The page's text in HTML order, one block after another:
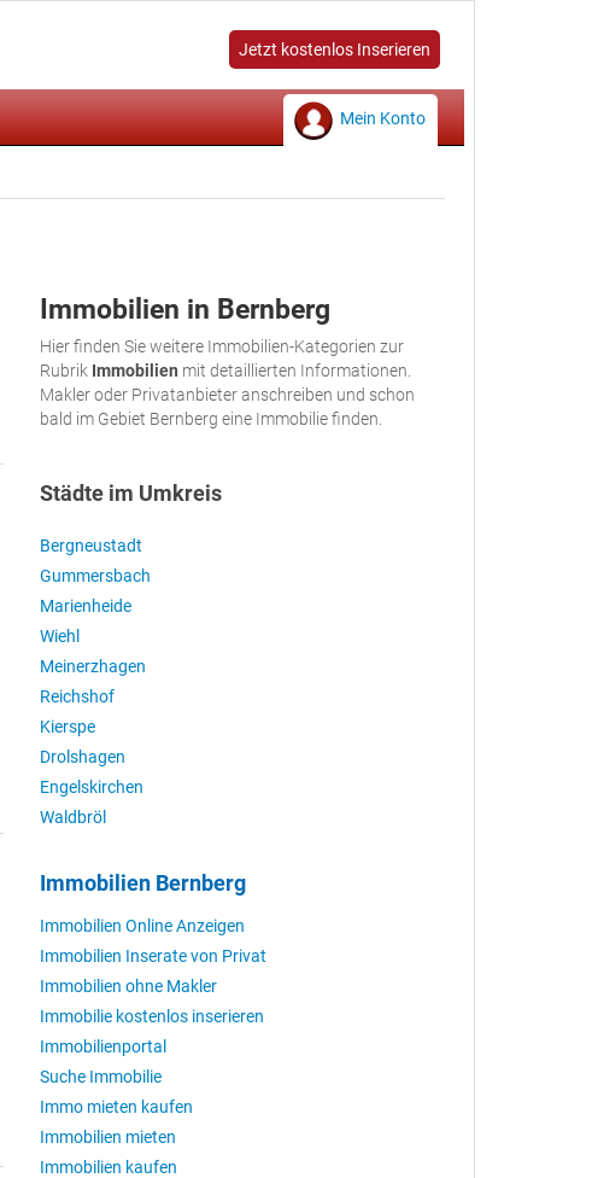
Jetzt kostenlos Inserieren
Mein Konto
Immobilien in Bernberg
Hier finden Sie weitere Immobilien-Kategorien zur
Rubrik Immobilien mit detaillierten Informationen.
Makler oder Privatanbieter anschreiben und schon
bald im Gebiet Bernberg eine Immobilie finden.
Städte im Umkreis
Bergneustadt
Gummersbach
Marienheide
Wiehl
Meinerzhagen
Reichshof
Kierspe
Drolshagen
Engelskirchen
Waldbröl
Immobilien Bernberg
Immobilien Online Anzeigen
Immobilien Inserate von Privat
Immobilien ohne Makler
Immobilie kostenlos inserieren
Immobilienportal
Suche Immobilie
Immo mieten kaufen
Immobilien mieten
Immobilien kaufen